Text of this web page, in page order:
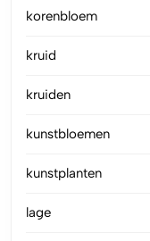
korenbloem
kruid
kruiden
kunstbloemen
kunstplanten
lage